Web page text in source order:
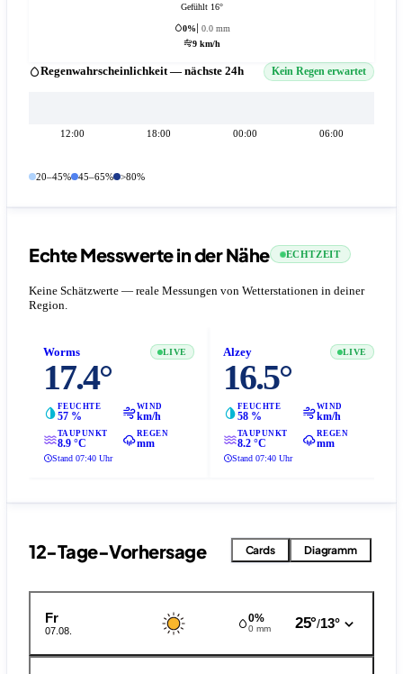
Gefühlt 16°
0%
0.0 mm
9 km/h
Regenwahrscheinlichkeit — nächste 24h Kein Regen erwartet
12:00 18:00 00:00 06:00
20–45% 45–65% >80%
Echte Messwerte in der Nähe ECHTZEIT
Keine Schätzwerte — reale Messungen von Wetterstationen in deiner
Region.
Worms LIVE
17.4°
FEUCHTE
57 %
WIND
km/h
TAUPUNKT
8.9 °C
REGEN
mm
Stand 07:40 Uhr
Alzey LIVE
16.5°
FEUCHTE
58 %
WIND
km/h
TAUPUNKT
8.2 °C
REGEN
mm
Stand 07:40 Uhr
12-Tage-Vorhersage Cards Diagramm
Fr
07.08.
0%
0 mm 25°/13°